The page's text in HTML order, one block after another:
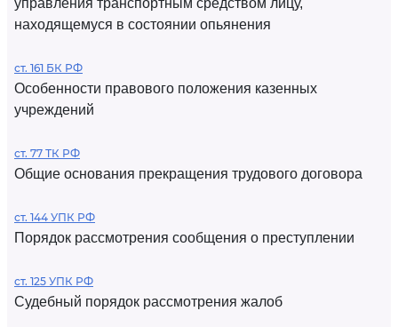
управления транспортным средством лицу,
находящемуся в состоянии опьянения
ст. 161 БК РФ
Особенности правового положения казенных
учреждений
ст. 77 ТК РФ
Общие основания прекращения трудового договора
ст. 144 УПК РФ
Порядок рассмотрения сообщения о преступлении
ст. 125 УПК РФ
Судебный порядок рассмотрения жалоб